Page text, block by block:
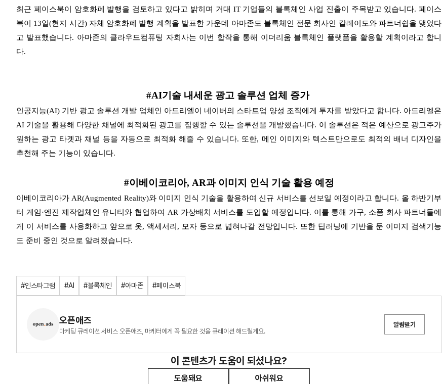
최근 페이스북이 암호화폐 발행을 검토하고 있다고 밝히며 거대 IT 기업들의 블록체인 사업 진출이 주목받고 있습니다. 페이스
북이 13일(현지 시간) 자체 암호화폐 발행 계획을 발표한 가운데 아마존도 블록체인 전문 회사인 칼레이도와 파트너쉽을 맺었다
고 발표했습니다. 아마존의 클라우드컴퓨팅 자회사는 이번 합작을 통해 이더리움 블록체인 플랫폼을 활용할 계획이라고 합니
다.
#AI기술 내세운 광고 솔루션 업체 증가
인공지능(AI) 기반 광고 솔루션 개발 업체인 아드리엘이 네이버의 스타트업 양성 조직에게 투자를 받았다고 합니다. 아드리엘은
AI 기술을 활용해 다양한 채널에 최적화된 광고를 집행할 수 있는 솔루션을 개발했습니다. 이 솔루션은 적은 예산으로 광고주가
원하는 광고 타겟과 채널 등을 자동으로 최적화 해줄 수 있습니다. 또한, 메인 이미지와 텍스트만으로도 최적의 배너 디자인을
추천해 주는 기능이 있습니다.
#이베이코리아, AR과 이미지 인식 기술 활용 예정
이베이코리아가 AR(Augmented Reality)와 이미지 인식 기술을 활용하여 신규 서비스를 선보일 예정이라고 합니다. 올 하반기부
터 게임·엔진 제작업체인 유니티와 협업하여 AR 가상배치 서비스를 도입할 예정입니다. 이를 통해 가구, 소품 회사 파트너들에
게 이 서비스를 사용화하고 앞으로 옷, 액세서리, 모자 등으로 넓혀나갈 전망입니다. 또한 딥러닝에 기반을 둔 이미지 검색기능
도 준비 중인 것으로 알려졌습니다.
#인스타그램 #AI #블록체인 #아마존 #페이스북
오픈애즈
마케팅 큐레이션 서비스 오픈애즈, 마케터에게 꼭 필요한 것을 큐레이션 해드릴게요.
알림받기
이 콘텐츠가 도움이 되셨나요?
도움돼요 아쉬워요